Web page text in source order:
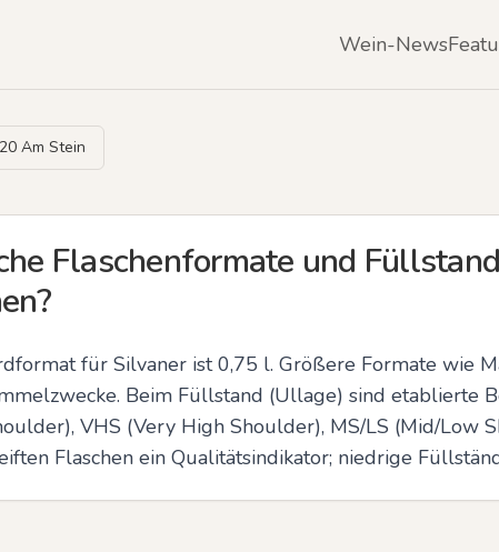
Wein-News
Am Stein
Flaschenformate und
für Silvaner ist 0,75 l. Größere Formate wie
Beim Füllstand (Ullage) sind etablierte
VHS (Very High Shoulder), MS/LS (Mid/Low
Flaschen ein Qualitätsindikator; niedrige